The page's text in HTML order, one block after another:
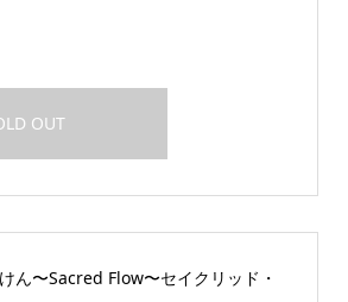
OUT
ん〜Sacred Flow〜セイクリッド・